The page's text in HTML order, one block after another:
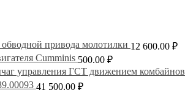
привода молотилки 12 600.00 ₽
Cumminis 500.00 ₽
управления ГСТ движением комбайнов
41 500.00 ₽